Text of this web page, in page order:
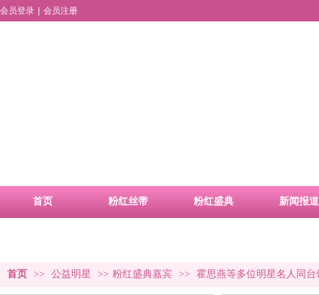
会员登录 会员注册
首页 粉红丝带 粉红盛典 新闻报道
首页 >> 公益明星 >> 粉红盛典嘉宾 >> 霍思燕等多位明星名人同台